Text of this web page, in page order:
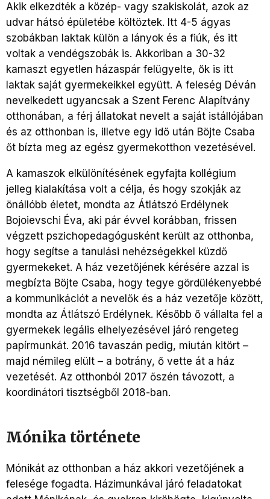
Akik elkezdték a közép- vagy szakiskolát, azok az
udvar hátsó épületébe költöztek. Itt 4-5 ágyas
szobákban laktak külön a lányok és a fiúk, és itt
voltak a vendégszobák is. Akkoriban a 30-32
kamaszt egyetlen házaspár felügyelte, ők is itt
laktak saját gyermekeikkel együtt. A feleség Déván
nevelkedett ugyancsak a Szent Ferenc Alapítvány
otthonában, a férj állatokat nevelt a saját istállójában
és az otthonban is, illetve egy idő után Böjte Csaba
őt bízta meg az egész gyermekotthon vezetésével.
A kamaszok elkülönítésének egyfajta kollégium
jelleg kialakítása volt a célja, és hogy szokják az
önállóbb életet, mondta az Átlátszó Erdélynek
Bojoievschi Éva, aki pár évvel korábban, frissen
végzett pszichopedagógusként került az otthonba,
hogy segítse a tanulási nehézségekkel küzdő
gyermekeket. A ház vezetőjének kérésére azzal is
megbízta Böjte Csaba, hogy tegye gördülékenyebbé
a kommunikációt a nevelők és a ház vezetője között,
mondta az Átlátszó Erdélynek. Később ő vállalta fel a
gyermekek legális elhelyezésével járó rengeteg
papírmunkát. 2016 tavaszán pedig, miután kitört –
majd némileg elült – a botrány, ő vette át a ház
vezetését. Az otthonból 2017 őszén távozott, a
koordinátori tisztségből 2018-ban.
Mónika története
Mónikát az otthonban a ház akkori vezetőjének a
felesége fogadta. Házimunkával járó feladatokat